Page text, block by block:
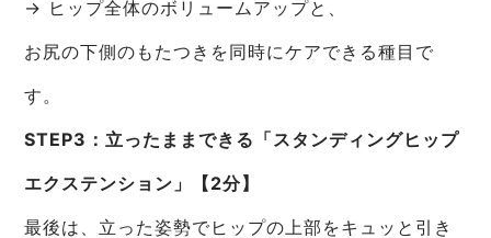
→ ヒップ全体のボリュームアップと、
お尻の下側のもたつきを同時にケアできる種目で
す。
STEP3：立ったままできる「スタンディングヒップ
エクステンション」【2分】
最後は、立った姿勢でヒップの上部をキュッと引き